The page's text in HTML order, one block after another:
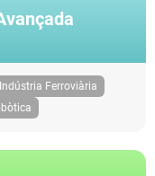
Indústria Ferroviària